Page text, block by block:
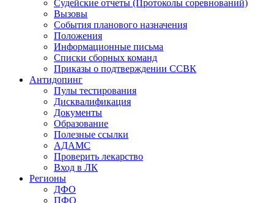
Судейские отчеты (Протоколы соревнований)
Вызовы
События планового назначения
Положения
Информационные письма
Списки сборных команд
Приказы о подтверждении ССВК
Антидопинг
Пулы тестирования
Дисквалификация
Документы
Образование
Полезные ссылки
АДАМС
Проверить лекарство
Вход в ЛК
Регионы
ДФО
ПФО